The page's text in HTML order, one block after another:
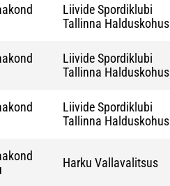
Liivide Spordiklubi
Tallinna Halduskohus
Liivide Spordiklubi
Tallinna Halduskohus
Liivide Spordiklubi
Tallinna Halduskohus
Harku Vallavalitsus